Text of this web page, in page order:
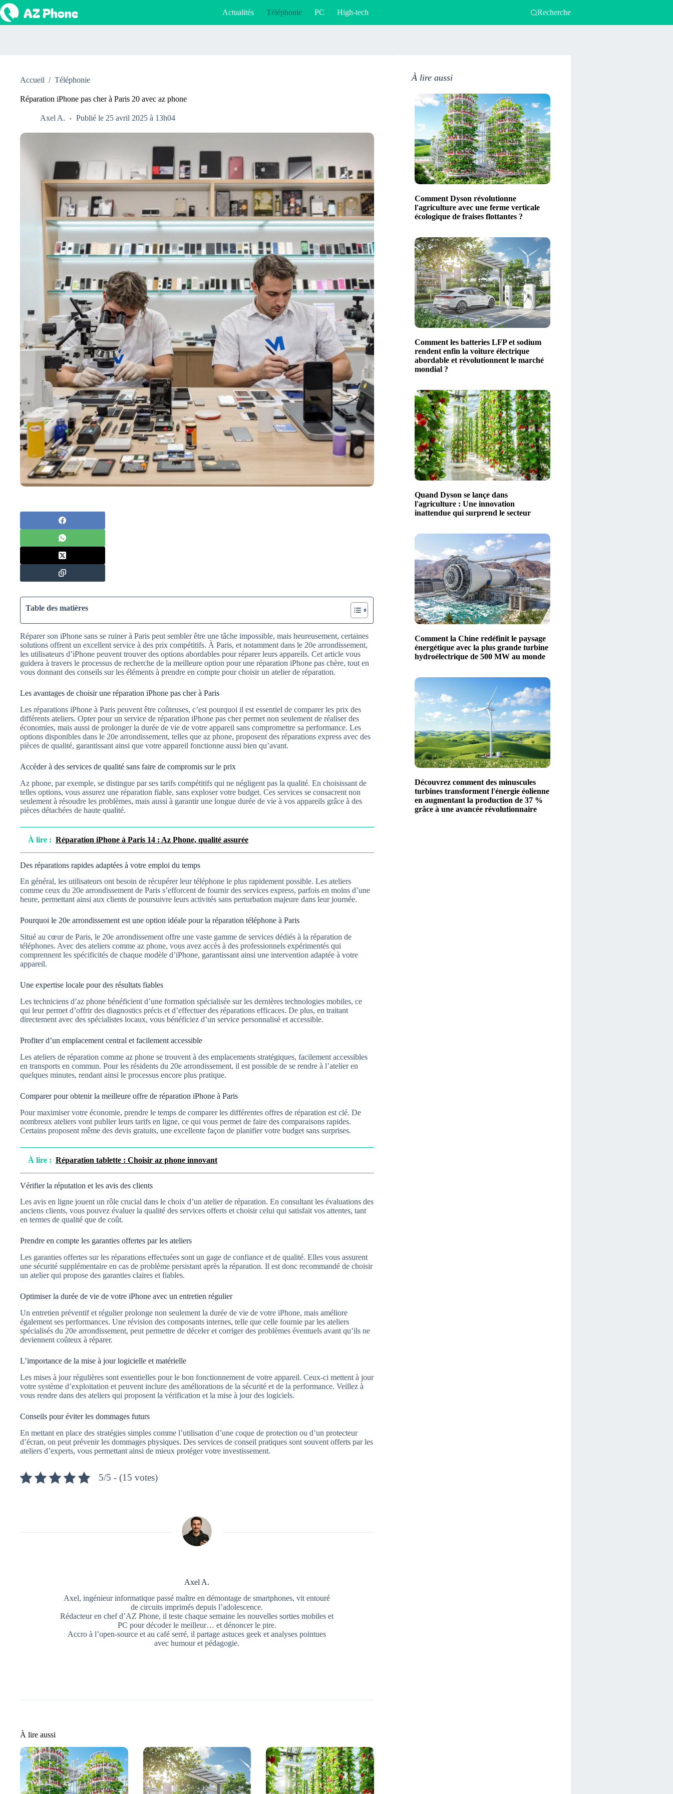
Passer
au
contenu
Actualités Téléphonie PC High-tech Recherche
Accueil / Téléphonie
Réparation iPhone pas cher à Paris 20 avec az phone
Axel A. Publié le 25 avril 2025 à 13h04
Table des matières
Réparer son iPhone sans se ruiner à Paris peut sembler être une tâche impossible, mais heureusement, certaines
solutions offrent un excellent service à des prix compétitifs. À Paris, et notamment dans le 20e arrondissement,
les utilisateurs d’iPhone peuvent trouver des options abordables pour réparer leurs appareils. Cet article vous
guidera à travers le processus de recherche de la meilleure option pour une réparation iPhone pas chère, tout en
vous donnant des conseils sur les éléments à prendre en compte pour choisir un atelier de réparation.
Les avantages de choisir une réparation iPhone pas cher à Paris
Les réparations iPhone à Paris peuvent être coûteuses, c’est pourquoi il est essentiel de comparer les prix des
différents ateliers. Opter pour un service de réparation iPhone pas cher permet non seulement de réaliser des
économies, mais aussi de prolonger la durée de vie de votre appareil sans compromettre sa performance. Les
options disponibles dans le 20e arrondissement, telles que az phone, proposent des réparations express avec des
pièces de qualité, garantissant ainsi que votre appareil fonctionne aussi bien qu’avant.
Accéder à des services de qualité sans faire de compromis sur le prix
Az phone, par exemple, se distingue par ses tarifs compétitifs qui ne négligent pas la qualité. En choisissant de
telles options, vous assurez une réparation fiable, sans exploser votre budget. Ces services se consacrent non
seulement à résoudre les problèmes, mais aussi à garantir une longue durée de vie à vos appareils grâce à des
pièces détachées de haute qualité.
À lire : Réparation iPhone à Paris 14 : Az Phone, qualité assurée
Des réparations rapides adaptées à votre emploi du temps
En général, les utilisateurs ont besoin de récupérer leur téléphone le plus rapidement possible. Les ateliers
comme ceux du 20e arrondissement de Paris s’efforcent de fournir des services express, parfois en moins d’une
heure, permettant ainsi aux clients de poursuivre leurs activités sans perturbation majeure dans leur journée.
Pourquoi le 20e arrondissement est une option idéale pour la réparation téléphone à Paris
Situé au cœur de Paris, le 20e arrondissement offre une vaste gamme de services dédiés à la réparation de
téléphones. Avec des ateliers comme az phone, vous avez accès à des professionnels expérimentés qui
comprennent les spécificités de chaque modèle d’iPhone, garantissant ainsi une intervention adaptée à votre
appareil.
Une expertise locale pour des résultats fiables
Les techniciens d’az phone bénéficient d’une formation spécialisée sur les dernières technologies mobiles, ce
qui leur permet d’offrir des diagnostics précis et d’effectuer des réparations efficaces. De plus, en traitant
directement avec des spécialistes locaux, vous bénéficiez d’un service personnalisé et accessible.
Profiter d’un emplacement central et facilement accessible
Les ateliers de réparation comme az phone se trouvent à des emplacements stratégiques, facilement accessibles
en transports en commun. Pour les résidents du 20e arrondissement, il est possible de se rendre à l’atelier en
quelques minutes, rendant ainsi le processus encore plus pratique.
Comparer pour obtenir la meilleure offre de réparation iPhone à Paris
Pour maximiser votre économie, prendre le temps de comparer les différentes offres de réparation est clé. De
nombreux ateliers vont publier leurs tarifs en ligne, ce qui vous permet de faire des comparaisons rapides.
Certains proposent même des devis gratuits, une excellente façon de planifier votre budget sans surprises.
À lire : Réparation tablette : Choisir az phone innovant
Vérifier la réputation et les avis des clients
Les avis en ligne jouent un rôle crucial dans le choix d’un atelier de réparation. En consultant les évaluations des
anciens clients, vous pouvez évaluer la qualité des services offerts et choisir celui qui satisfait vos attentes, tant
en termes de qualité que de coût.
Prendre en compte les garanties offertes par les ateliers
Les garanties offertes sur les réparations effectuées sont un gage de confiance et de qualité. Elles vous assurent
une sécurité supplémentaire en cas de problème persistant après la réparation. Il est donc recommandé de choisir
un atelier qui propose des garanties claires et fiables.
Optimiser la durée de vie de votre iPhone avec un entretien régulier
Un entretien préventif et régulier prolonge non seulement la durée de vie de votre iPhone, mais améliore
également ses performances. Une révision des composants internes, telle que celle fournie par les ateliers
spécialisés du 20e arrondissement, peut permettre de déceler et corriger des problèmes éventuels avant qu’ils ne
deviennent coûteux à réparer.
L’importance de la mise à jour logicielle et matérielle
Les mises à jour régulières sont essentielles pour le bon fonctionnement de votre appareil. Ceux-ci mettent à jour
votre système d’exploitation et peuvent inclure des améliorations de la sécurité et de la performance. Veillez à
vous rendre dans des ateliers qui proposent la vérification et la mise à jour des logiciels.
Conseils pour éviter les dommages futurs
En mettant en place des stratégies simples comme l’utilisation d’une coque de protection ou d’un protecteur
d’écran, on peut prévenir les dommages physiques. Des services de conseil pratiques sont souvent offerts par les
ateliers d’experts, vous permettant ainsi de mieux protéger votre investissement.
5/5 - (15 votes)
Axel A.
Axel, ingénieur informatique passé maître en démontage de smartphones, vit entouré
de circuits imprimés depuis l’adolescence.
Rédacteur en chef d’AZ Phone, il teste chaque semaine les nouvelles sorties mobiles et
PC pour décoder le meilleur… et dénoncer le pire.
Accro à l’open-source et au café serré, il partage astuces geek et analyses pointues
avec humour et pédagogie.
À lire aussi
À lire aussi
Comment Dyson révolutionne
l'agriculture avec une ferme verticale
écologique de fraises flottantes ?
Comment les batteries LFP et sodium
rendent enfin la voiture électrique
abordable et révolutionnent le marché
mondial ?
Quand Dyson se lançe dans
l'agriculture : Une innovation
inattendue qui surprend le secteur
Comment la Chine redéfinit le paysage
énergétique avec la plus grande turbine
hydroélectrique de 500 MW au monde
Découvrez comment des minuscules
turbines transforment l'énergie éolienne
en augmentant la production de 37 %
grâce à une avancée révolutionnaire